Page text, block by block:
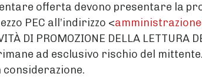
offerta devono presentare la
PEC all’indirizzo <
DI PROMOZIONE DELLA LETTURA
ad esclusivo rischio del
considerazione.